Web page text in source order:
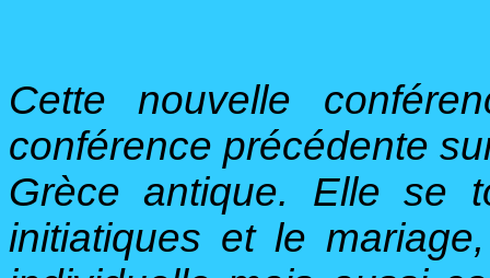
Cette nouvelle
conférence précédente
Grèce antique. Elle se
initiatiques et le